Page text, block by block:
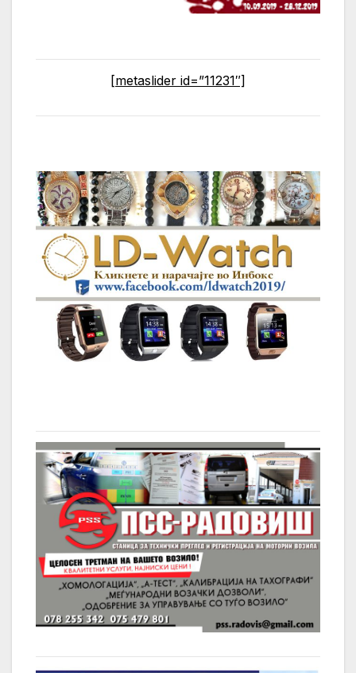
[metaslider id=”11231″]